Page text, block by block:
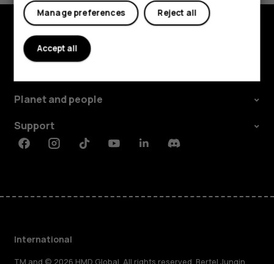
Explore
Planet and people
Support
FacebookInstagramTiktokYoutubeLinkedinDiscord
International
Reject all
Manage preferences
Accept all